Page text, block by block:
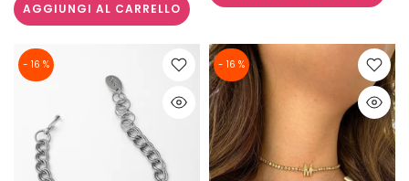
AGGIUNGI AL CARRELLO
- 16 % - 16 %